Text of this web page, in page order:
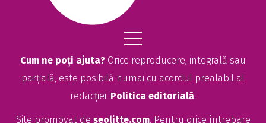
Cum ne poți ajuta? Orice reproducere, integrală sau
parțială, este posibilă numai cu acordul prealabil al
redacției. Politica editorială.
Site promovat de seolitte.com. Pentru orice întrebare